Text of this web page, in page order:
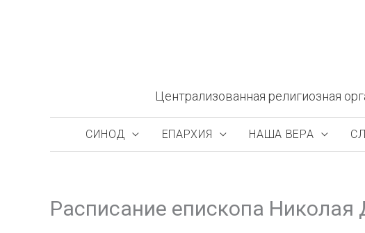
Централизованная религиозная
СИНОД ЕПАРХИЯ НАША ВЕРА
Расписание епископа Николая